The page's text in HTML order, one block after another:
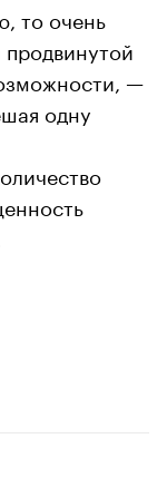
то очень
—
одну